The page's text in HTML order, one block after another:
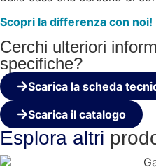
Scopri la differenza con noi!
Cerchi ulteriori
specifiche?
Scarica la scheda
Scarica il catalogo
Esplora altri